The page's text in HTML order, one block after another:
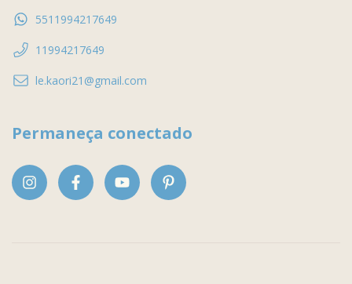
5511994217649
11994217649
le.kaori21@gmail.com
Permaneça conectado